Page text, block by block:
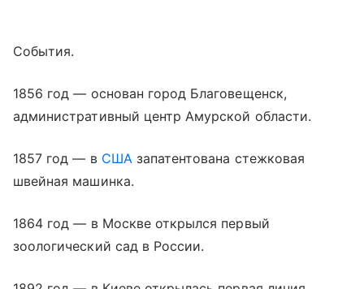
События.
1856 год — основан город Благовещенск,
административный центр Амурской области.
1857 год — в США запатентована стежковая
швейная машинка.
1864 год — в Москве открылся первый
зоологический сад в России.